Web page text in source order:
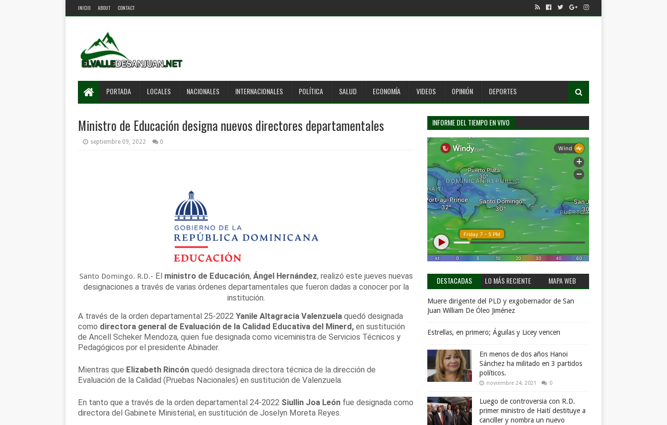
INICIO ABOUT CONTACT
PORTADA LOCALES NACIONALES INTERNACIONALES POLÍTICA SALUD ECONOMÍA VIDEOS OPINIÓN DEPORTES
Ministro de Educación designa nuevos directores departamentales
septiembre 09, 2022 0
Santo Domingo. R.D.- El ministro de Educación, Ángel Hernández, realizó este jueves nuevas
designaciones a través de varias órdenes departamentales que fueron dadas a conocer por la
institución.
A través de la orden departamental 25-2022 Yanile Altagracia Valenzuela quedó designada
como directora general de Evaluación de la Calidad Educativa del Minerd, en sustitución
de Ancell Scheker Mendoza, quien fue designada como viceministra de Servicios Técnicos y
Pedagógicos por el presidente Abinader.
Mientras que Elizabeth Rincón quedó designada directora técnica de la dirección de
Evaluación de la Calidad (Pruebas Nacionales) en sustitución de Valenzuela.
En tanto que a través de la orden departamental 24-2022 Siullin Joa León fue designada como
directora del Gabinete Ministerial, en sustitución de Joselyn Moreta Reyes.
INFORME DEL TIEMPO EN VIVO
DESTACADAS LO MÁS RECIENTE MAPA WEB
Muere dirigente del PLD y exgobernador de San
Juan William De Óleo Jiménez
Estrellas, en primero; Águilas y Licey vencen
En menos de dos años Hanoi
Sánchez ha militado en 3 partidos
políticos.
noviembre 24, 2021 0
Luego de controversia con R.D.
primer ministro de Haití destituye a
canciller y nombra un nuevo